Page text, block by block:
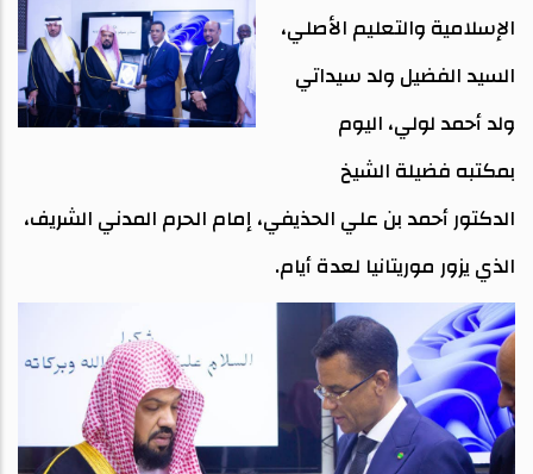
الإسلامية والتعليم الأصلي،
السيد الفضيل ولد سيداتي
ولد أحمد لولي، اليوم
بمكتبه فضيلة الشيخ
الدكتور أحمد بن علي الحذيفي، إمام الحرم المدني الشريف،
الذي يزور موريتانيا لعدة أيام.